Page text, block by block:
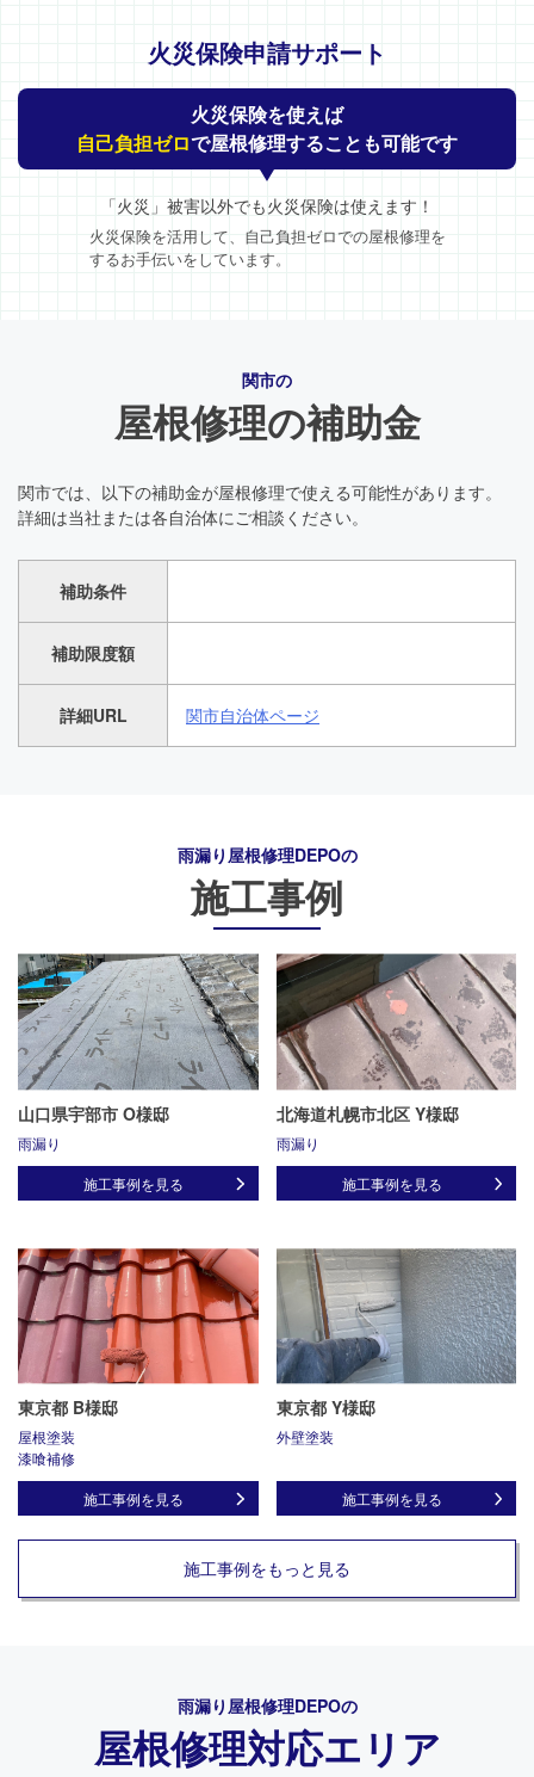
火災保険申請サポート
火災保険を使えば
自己負担ゼロで屋根修理することも可能です
「火災」被害以外でも火災保険は使えます！
火災保険を活用して、自己負担ゼロでの屋根修理を
するお手伝いをしています。
関市の
屋根修理の補助金
関市では、以下の補助金が屋根修理で使える可能性があります。
詳細は当社または各自治体にご相談ください。
補助条件
補助限度額
詳細URL 関市自治体ページ
雨漏り屋根修理DEPOの
施工事例
山口県宇部市 O様邸
雨漏り
施工事例を見る
北海道札幌市北区 Y様邸
雨漏り
施工事例を見る
東京都 B様邸
屋根塗装
漆喰補修
施工事例を見る
東京都 Y様邸
外壁塗装
施工事例を見る
施工事例をもっと見る
雨漏り屋根修理DEPOの
屋根修理対応エリア